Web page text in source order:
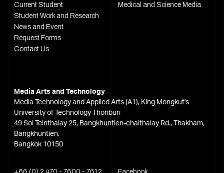
Current Student
Student Work and Research
News and Event
Request Forms
Contact Us
Medical and Science Media
Media Arts and Technology
Media Technology and Applied Arts (A1), King Mongkut's
University of Technology Thonburi
49 Soi Teinthalay 25, Bangkhuntien-chaithalay Rd., Thakham,
Bangkhuntien,
Bangkok 10150